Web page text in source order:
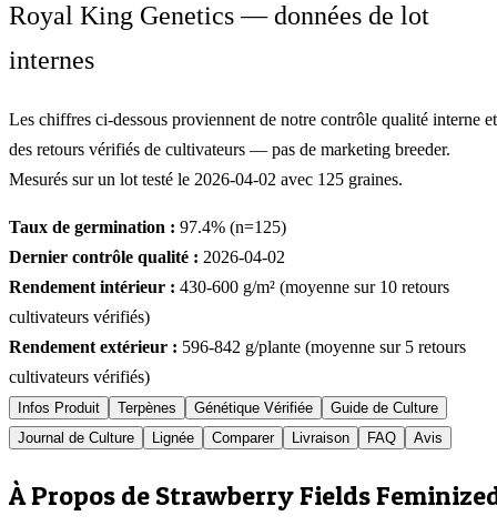
Royal King Genetics — données de lot
internes
Les chiffres ci-dessous proviennent de notre contrôle qualité interne et
des retours vérifiés de cultivateurs — pas de marketing breeder.
Mesurés sur un lot testé le 2026-04-02 avec 125 graines.
Taux de germination : 97.4% (n=125)
Dernier contrôle qualité : 2026-04-02
Rendement intérieur : 430-600 g/m² (moyenne sur 10 retours
cultivateurs vérifiés)
Rendement extérieur : 596-842 g/plante (moyenne sur 5 retours
cultivateurs vérifiés)
Infos Produit Terpènes Génétique Vérifiée
Guide de Culture
Journal de Culture
Lignée Comparer Livraison FAQ Avis
À Propos de Strawberry Fields